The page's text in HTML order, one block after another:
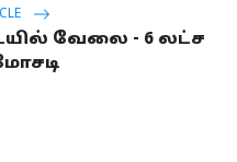
வேலை - 6 லட்ச